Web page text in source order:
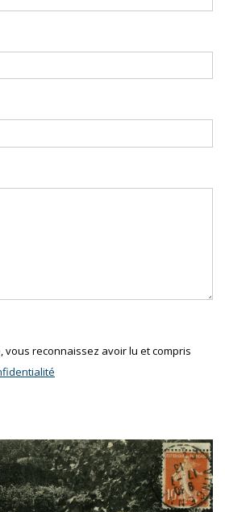
vous reconnaissez avoir lu et compris